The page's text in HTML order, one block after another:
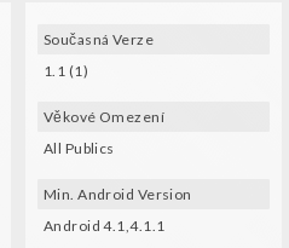
Současná Verze
1.1 (1)
Věkové Omezení
All Publics
Min. Android Version
Android 4.1,4.1.1